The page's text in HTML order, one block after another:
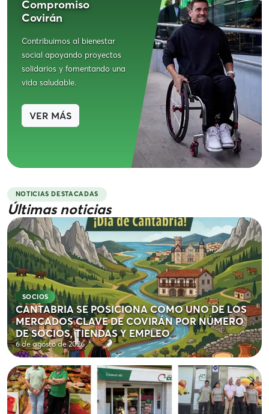
Compromiso
Covirán
Contribuimos al bienestar
social apoyando proyectos
solidarios y fomentando una
vida saludable.
VER MÁS
NOTICIAS DESTACADAS
Últimas noticias
SOCIOS
CANTABRIA SE POSICIONA COMO UNO DE LOS
MERCADOS CLAVE DE COVIRÁN POR NÚMERO
DE SOCIOS, TIENDAS Y EMPLEO
6 de agosto de 2026